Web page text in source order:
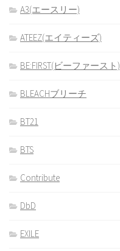
A3(エースリー)
ATEEZ(エイティーズ)
BE:FIRST(ビーファースト)
BLEACHブリーチ
BT21
BTS
Contribute
DbD
EXILE